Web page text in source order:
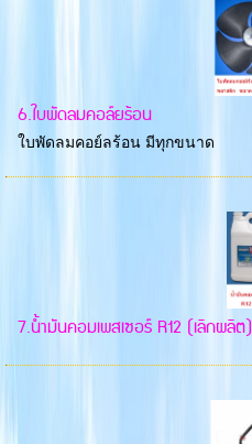
6.ใบพัดลมคอล์ยร้อน
ใบพัดลมคอย์ลร้อน มีทุกขนาด
7.น้ำมันคอมเพสเซอร์ R12 (เลิกผลิต)